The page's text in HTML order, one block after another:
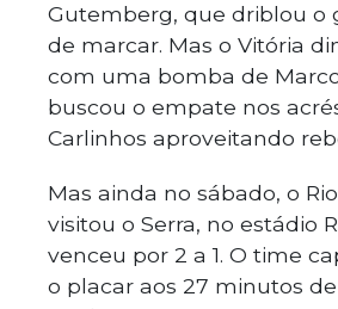
Gutemberg, que driblou o
de marcar. Mas o Vitória
com uma bomba de
buscou o empate nos
Carlinhos aproveitando
Mas ainda no sábado, o
visitou o Serra, no estádio
venceu por 2 a 1. O time
o placar aos 27 minutos